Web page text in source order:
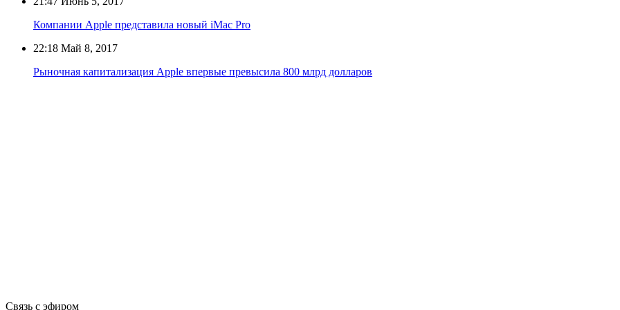
Компании Apple представила новый iMac Pro
22:18 Май 8, 2017
Рыночная капитализация Apple впервые превысила 800 млрд долларов
Связь с эфиром